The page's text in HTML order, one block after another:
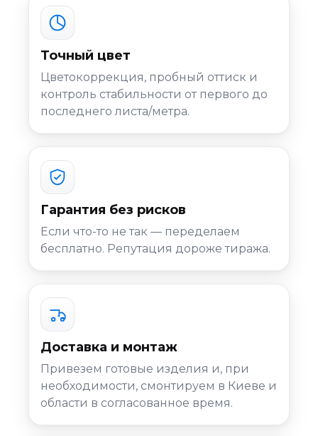
Точный цвет
Цветокоррекция, пробный оттиск и
контроль стабильности от первого до
последнего листа/метра.
Гарантия без рисков
Если что-то не так — переделаем
бесплатно. Репутация дороже тиража.
Доставка и монтаж
Привезем готовые изделия и, при
необходимости, смонтируем в Киеве и
области в согласованное время.